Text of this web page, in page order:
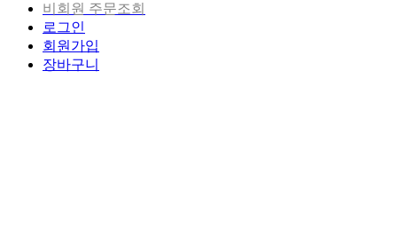
비회원 주문조회
로그인
회원가입
장바구니